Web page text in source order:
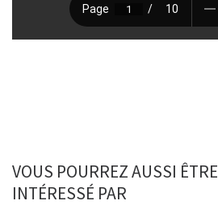
VOUS POURREZ AUSSI ÊTRE
INTÉRESSÉ PAR